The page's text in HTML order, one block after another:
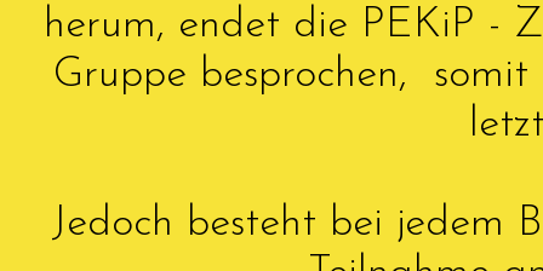
herum, endet die PEKiP -
Gruppe besprochen,
Jedoch besteht bei jedem